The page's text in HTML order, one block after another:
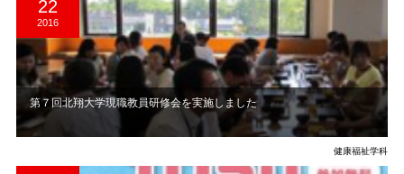
22
2016
第７回北翔大学現職教員研修会を実施しました
健康福祉学科